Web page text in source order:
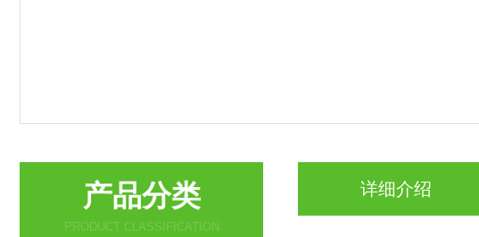
详细介绍
产品分类
PRODUCT CLASSIFICATION